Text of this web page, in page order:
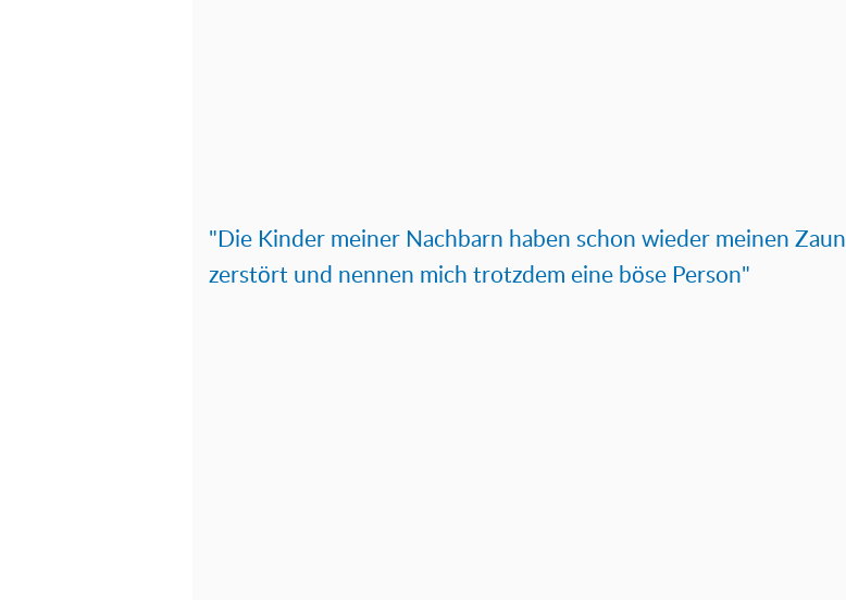
"Die Kinder meiner Nachbarn haben schon wieder meinen Zaun
zerstört und nennen mich trotzdem eine böse Person"